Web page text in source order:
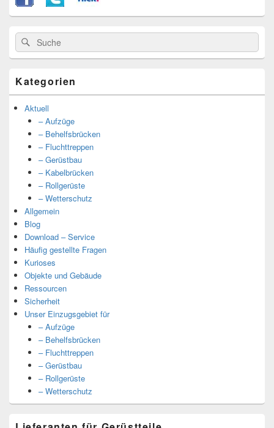
Suche
nach:
Suche
Kategorien
Aktuell
– Aufzüge
– Behelfsbrücken
– Fluchttreppen
– Gerüstbau
– Kabelbrücken
– Rollgerüste
– Wetterschutz
Allgemein
Blog
Download – Service
Häufig gestellte Fragen
Kurioses
Objekte und Gebäude
Ressourcen
Sicherheit
Unser Einzugsgebiet für
– Aufzüge
– Behelfsbrücken
– Fluchttreppen
– Gerüstbau
– Rollgerüste
– Wetterschutz